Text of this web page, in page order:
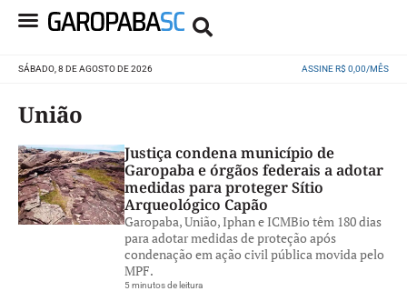
SÁBADO, 8 DE AGOSTO DE 2026 ASSINE R$ 0,00/MÊS
União
Justiça condena município de
Garopaba e órgãos federais a adotar
medidas para proteger Sítio
Arqueológico Capão
Garopaba, União, Iphan e ICMBio têm 180 dias
para adotar medidas de proteção após
condenação em ação civil pública movida pelo
MPF.
5 minutos de leitura